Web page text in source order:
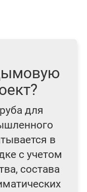
для
в
с учетом
состава